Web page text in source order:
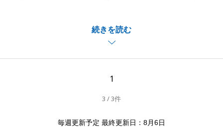
続きを読む
これからも、お気軽にご連絡下さい。
よろしくお願いいたします。
1
3 / 3件
毎週更新予定 最終更新日：8月6日